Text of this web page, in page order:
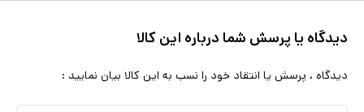
دیدگاه یا پرسش شما درباره این کالا
دیدگاه ، پرسش یا انتقاد خود را نسب به این کالا بیان نمایید :